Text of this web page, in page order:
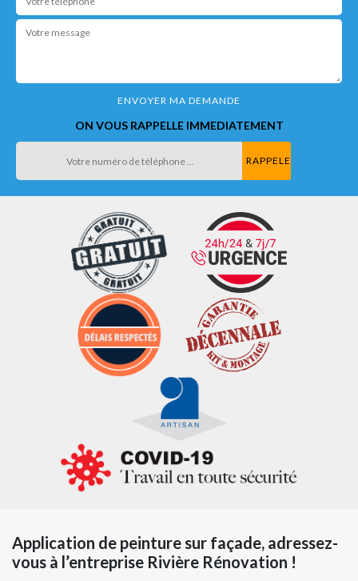
ON VOUS RAPPELLE IMMEDIATEMENT
Application de peinture sur façade, adressez-
vous à l’entreprise Rivière Rénovation !